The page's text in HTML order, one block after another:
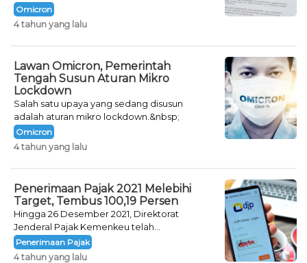
seperti saat ini.
Omicron
4 tahun yang lalu
Lawan Omicron, Pemerintah
Tengah Susun Aturan Mikro
Lockdown
Salah satu upaya yang sedang disusun
adalah aturan mikro lockdown.&nbsp;
Omicron
4 tahun yang lalu
Penerimaan Pajak 2021 Melebihi
Target, Tembus 100,19 Persen
Hingga 26 Desember 2021, Direktorat
Jenderal Pajak Kemenkeu telah
mencatatkan jumlah neto penerimaan pajak
sebesar Rp 1.231,87 triliun.&nbsp;
Penerimaan Pajak
4 tahun yang lalu